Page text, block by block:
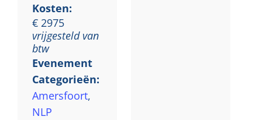
Kosten:
€ 2975
vrijgesteld van
btw
Evenement
Categorieën:
Amersfoort,
NLP